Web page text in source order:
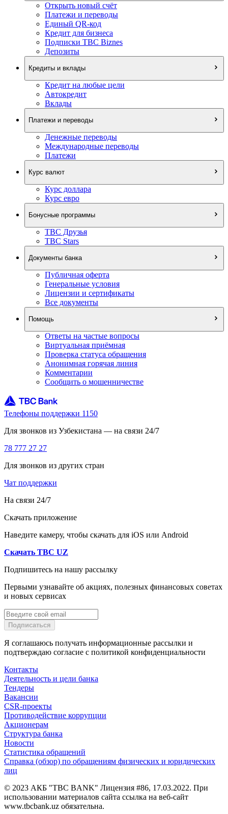
Открыть новый счёт
Платежи и переводы
Единый QR-код
Кредит для бизнеса
Подписки TBC Biznes
Депозиты
Кредиты и вклады
Кредит на любые цели
Автокредит
Вклады
Платежи и переводы
Денежные переводы
Международные переводы
Платежи
Курс валют
Курс доллара
Курс евро
Бонусные программы
TBC Друзья
TBC Stars
Документы банка
Публичная оферта
Генеральные условия
Лицензии и сертификаты
Все документы
Помощь
Ответы на частые вопросы
Виртуальная приёмная
Проверка статуса обращения
Анонимная горячая линия
Комментарии
Сообщить о мошенничестве
Телефоны поддержки 1150
Для звонков из Узбекистана — на связи 24/7
78 777 27 27
Для звонков из других стран
Чат поддержки
На связи 24/7
Скачать приложение
Наведите камеру, чтобы скачать для iOS или Android
Скачать TBC UZ
Подпишитесь на нашу рассылку
Первыми узнавайте об акциях, полезных финансовых советах
и новых сервисах
Подписаться
Я соглашаюсь получать информационные рассылки и
подтверждаю согласие с политикой конфиденциальности
Контакты
Деятельность и цели банка
Тендеры
Вакансии
CSR-проекты
Противодействие коррупции
Акционерам
Структура банка
Новости
Статистика обращений
Справка (обзор) по обращениям физических и юридических
лиц
© 2023 АКБ "TBC BANK" Лицензия #86, 17.03.2022. При
использовании материалов сайта ссылка на веб-сайт
www.tbcbank.uz обязательна.